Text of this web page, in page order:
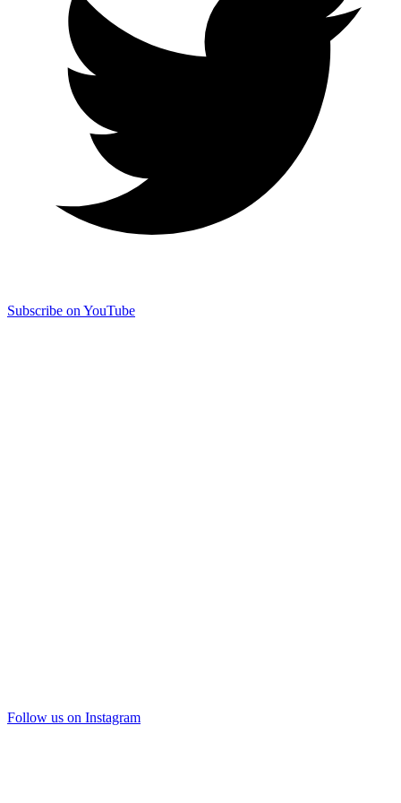
Subscribe on YouTube
Follow us on Instagram